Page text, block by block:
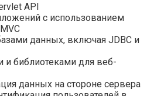
API
с использованием
данных, включая JDBC и
и библиотеками для веб-
данных на стороне сервера